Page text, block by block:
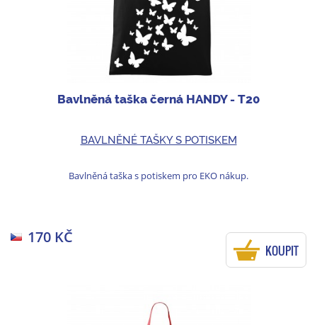
Bavlněná taška černá HANDY - T20
BAVLNĚNÉ TAŠKY S POTISKEM
Bavlněná taška s potiskem pro EKO nákup.
170 KČ
KOUPIT